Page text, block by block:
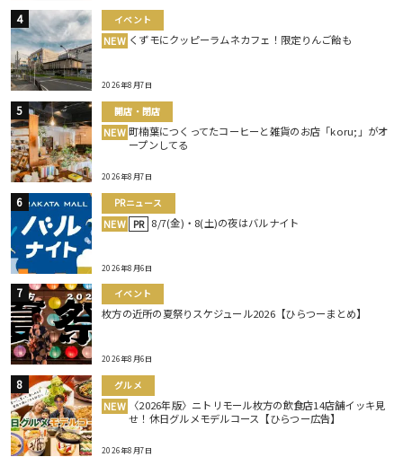
イベント
NEW くずモにクッピーラムネカフェ！限定りんご飴も
2026年8月7日
開店・閉店
NEW 町楠葉につくってたコーヒーと雑貨のお店「koru;」がオ
ープンしてる
2026年8月7日
PRニュース
NEW PR 8/7(金)・8(土)の夜はバルナイト
2026年8月6日
イベント
枚方の近所の夏祭りスケジュール2026【ひらつーまとめ】
2026年8月6日
グルメ
NEW 〈2026年版〉ニトリモール枚方の飲食店14店舗イッキ見
せ！休日グルメモデルコース【ひらつー広告】
2026年8月7日